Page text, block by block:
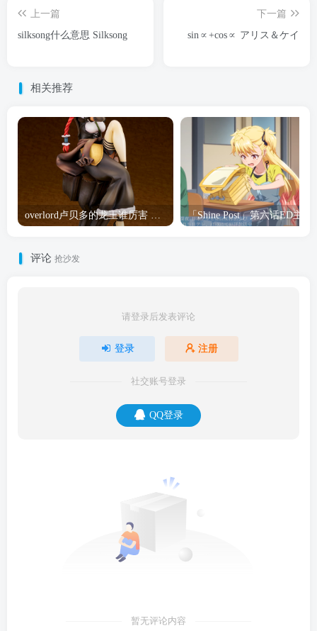
上一篇
silksong什么意思 Silksong
下一篇
sin∝+cos∝ アリス＆ケイ
相关推荐
评论 抢沙发
请登录后发表评论
登录 注册
社交账号登录
QQ登录
暂无评论内容